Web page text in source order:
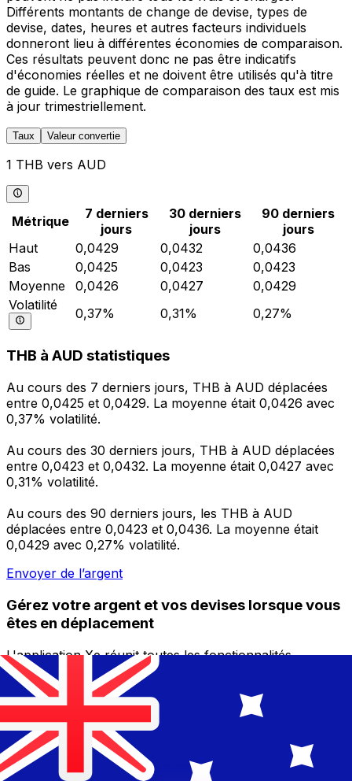
Différents montants de change de devise, types de
devise, dates, heures et autres facteurs individuels
donneront lieu à différentes économies de comparaison.
Ces résultats peuvent donc ne pas être indicatifs
d'économies réelles et ne doivent être utilisés qu'à titre
de guide. Le graphique de comparaison des taux est mis
à jour trimestriellement.
Taux Valeur convertie
1 THB vers AUD
Métrique
7 derniers
jours
30 derniers
jours
90 derniers
jours
Haut
0,0429 0,0432
0,0436
Bas
0,0425 0,0423
0,0423
Moyenne
0,0426 0,0427
0,0429
Volatilité
0,37% 0,31% 0,27%
THB à AUD statistiques
Au cours des 7 derniers jours, THB à AUD déplacées
entre 0,0425 et 0,0429. La moyenne était 0,0426 avec
0,37% volatilité.
Au cours des 30 derniers jours, THB à AUD déplacées
entre 0,0423 et 0,0432. La moyenne était 0,0427 avec
0,31% volatilité.
Au cours des 90 derniers jours, les THB à AUD
déplacées entre 0,0423 et 0,0436. La moyenne était
0,0429 avec 0,27% volatilité.
Envoyer de l’argent
Gérez votre argent et vos devises lorsque vous
êtes en déplacement
L'application Xe réunit toutes les fonctionnalités
nécessaires pour vos transferts d'argent internationaux
et la gestion de vos devises. Convertissez des devises,
programmez des alertes de taux et transférez de
l'argent à l'étranger sans frais cachés. Téléchargez
l'application dès aujourd'hui !